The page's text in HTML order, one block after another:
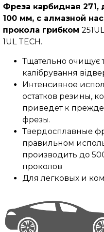
Фреза карбидная
100 мм, с алмазной
прокола грибком
1UL TECH.
Тщательно очищує
калібрування
Интенсивное
остатков резины,
приведет к
фрезы.
Твердосплавные
правильном
производить до
проколов
Для легковых и